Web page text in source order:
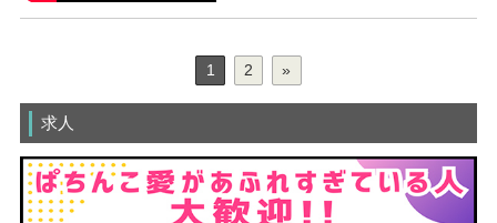
1 2 »
求人